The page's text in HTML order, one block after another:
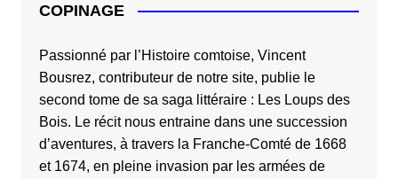
COPINAGE
Passionné par l’Histoire comtoise, Vincent
Bousrez, contributeur de notre site, publie le
second tome de sa saga littéraire : Les Loups des
Bois. Le récit nous entraine dans une succession
d’aventures, à travers la Franche-Comté de 1668
et 1674, en pleine invasion par les armées de